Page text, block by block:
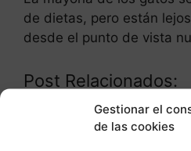
Gestionar el
de las cookies
de dietas, pero están
desde el punto de vista
Post Relacionados: